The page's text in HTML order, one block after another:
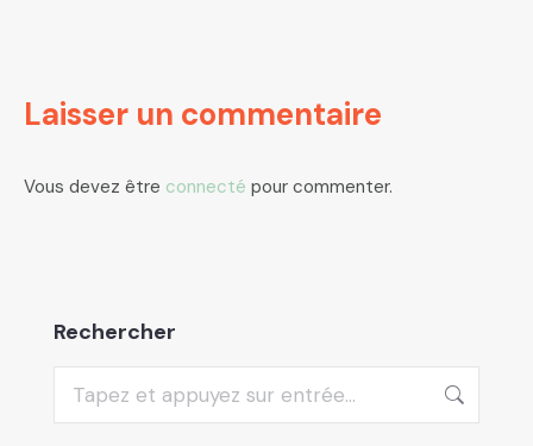
Laisser un commentaire
Vous devez être connecté pour commenter.
Rechercher
Recherche
: